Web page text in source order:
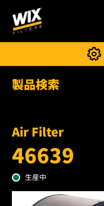
製品検索
Air Filter
46639
生産中